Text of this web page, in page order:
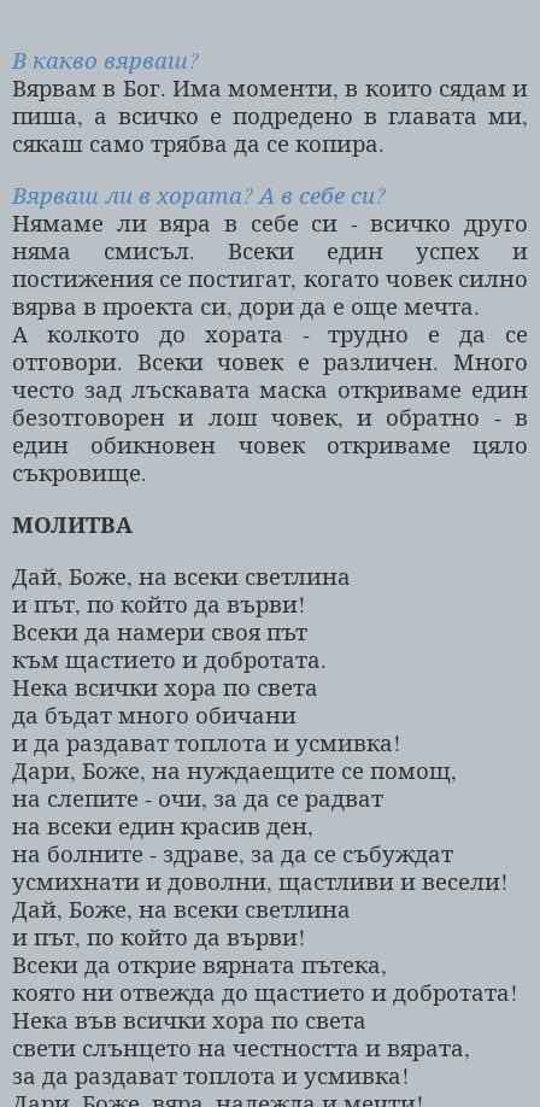
В какво вярваш?
Вярвам в Бог. Има моменти, в които сядам и
пиша, а всичко е подредено в главата ми,
сякаш само трябва да се копира.
Вярваш ли в хората? А в себе си?
Нямаме ли вяра в себе си - всичко друго
няма смисъл. Всеки един успех и
постижения се постигат, когато човек силно
вярва в проекта си, дори да е още мечта.
А колкото до хората - трудно е да се
отговори. Всеки човек е различен. Много
често зад лъскавата маска откриваме един
безотговорен и лош човек, и обратно - в
един обикновен човек откриваме цяло
съкровище.
МОЛИТВА
Дай, Боже, на всеки светлина
и път, по който да върви!
Всеки да намери своя път
към щастието и добротата.
Нека всички хора по света
да бъдат много обичани
и да раздават топлота и усмивка!
Дари, Боже, на нуждаещите се помощ,
на слепите - очи, за да се радват
на всеки един красив ден,
на болните - здраве, за да се събуждат
усмихнати и доволни, щастливи и весели!
Дай, Боже, на всеки светлина
и път, по който да върви!
Всеки да открие вярната пътека,
която ни отвежда до щастието и добротата!
Нека във всички хора по света
свети слънцето на честността и вярата,
за да раздават топлота и усмивка!